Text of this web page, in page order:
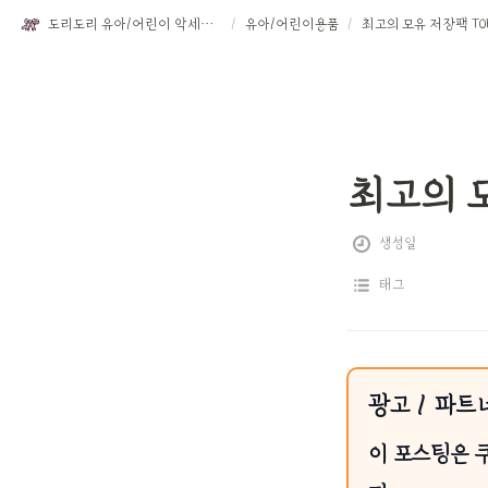
도리도리 유아/어린이 악세서리 / 유아/어린이용품 / 최고의 모유 저장팩
최고의
생성일
태그
광고 / 파트
이 포스팅은